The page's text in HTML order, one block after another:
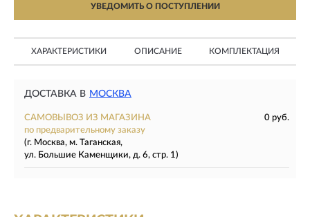
УВЕДОМИТЬ О ПОСТУПЛЕНИИ
ХАРАКТЕРИСТИКИ ОПИСАНИЕ КОМПЛЕКТАЦИЯ
ДОСТАВКА В МОСКВА
САМОВЫВОЗ ИЗ МАГАЗИНА
0 руб.
по предварительному заказу
(г. Москва, м. Таганская,
ул. Большие Каменщики, д. 6, стр. 1)